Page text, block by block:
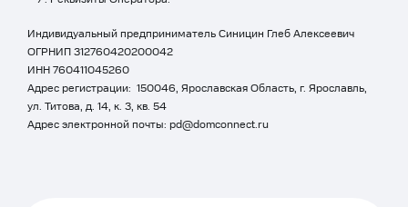
Индивидуальный предприниматель Синицин Глеб Алексеевич
ОГРНИП 312760420200042
ИНН 760411045260
Адрес регистрации: 150046, Ярославская Область, г. Ярославль,
ул. Титова, д. 14, к. 3, кв. 54
Адрес электронной почты: pd@domconnect.ru